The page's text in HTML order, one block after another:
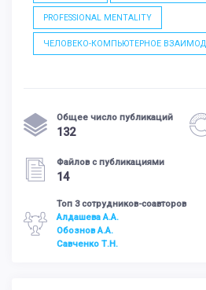
PROFESSIONAL MENTALITY
ЧЕЛОВЕКО-КОМПЬЮТЕРНОЕ
Общее число публикаций
132
Файлов с публикациями
14
Топ 3 сотрудников-соавторов
Алдашева А.А.
Обознов А.А.
Савченко Т.Н.